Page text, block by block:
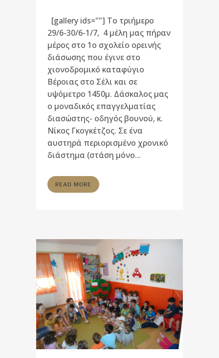
[gallery ids=""] Το τριήμερο
29/6-30/6-1/7, 4 μέλη μας πήραν
μέρος στο 1ο σχολείο ορεινής
διάσωσης που έγινε στο
χιονοδρομικό καταφύγιο
Βέροιας στο Σέλι και σε
υψόμετρο 1450μ. Δάσκαλος μας
ο μοναδικός επαγγελματίας
διασώστης- οδηγός βουνού, κ.
Νίκος Γκογκέτζος. Σε ένα
αυστηρά περιορισμένο χρονικό
διάστημα (στάση μόνο...
READ MORE